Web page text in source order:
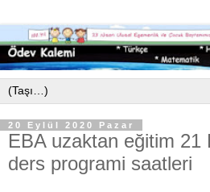
20 Eylül 2020 Pazar
EBA uzaktan eğitim 21
ders programi saatleri